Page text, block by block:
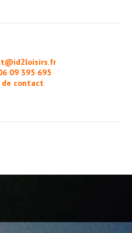
09 395 695
de contact